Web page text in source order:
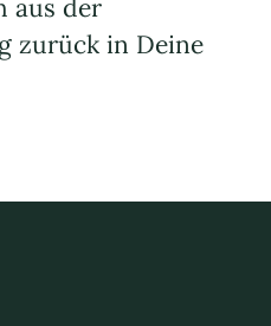
aus der
zurück in Deine